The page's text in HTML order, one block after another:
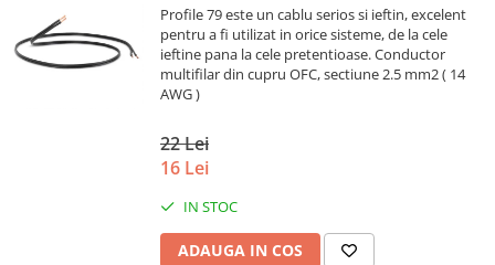
Profile 79 este un cablu serios si ieftin, excelent
pentru a fi utilizat in orice sisteme, de la cele
ieftine pana la cele pretentioase. Conductor
multifilar din cupru OFC, sectiune 2.5 mm2 ( 14
AWG )
22 Lei
16 Lei
IN STOC
ADAUGA IN COS